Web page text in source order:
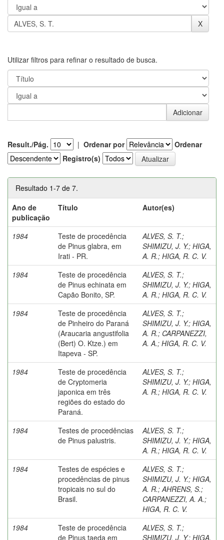
Utilizar filtros para refinar o resultado de busca.
Result./Pág. | Ordenar por
Ordenar
Registro(s)
Resultado 1-7 de 7.
Ano de
publicação
Título Autor(es)
1984
Teste de procedência
de Pinus glabra, em
Irati - PR.
ALVES, S. T.;
SHIMIZU, J. Y.; HIGA,
A. R.; HIGA, R. C. V.
1984
Teste de procedência
de Pinus echinata em
Capão Bonito, SP.
ALVES, S. T.;
SHIMIZU, J. Y.; HIGA,
A. R.; HIGA, R. C. V.
1984
Teste de procedência
de Pinheiro do Paraná
(Araucaria angustifolia
(Bert) O. Ktze.) em
Itapeva - SP.
ALVES, S. T.;
SHIMIZU, J. Y.; HIGA,
A. R.; CARPANEZZI,
A. A.; HIGA, R. C. V.
1984
Teste de procedência
de Cryptomeria
japonica em três
regiões do estado do
Paraná.
ALVES, S. T.;
SHIMIZU, J. Y.; HIGA,
A. R.; HIGA, R. C. V.
1984
Testes de procedências
de Pinus palustris.
ALVES, S. T.;
SHIMIZU, J. Y.; HIGA,
A. R.; HIGA, R. C. V.
1984
Testes de espécies e
procedências de pinus
tropicais no sul do
Brasil.
ALVES, S. T.;
SHIMIZU, J. Y.; HIGA,
A. R.; AHRENS, S.;
CARPANEZZI, A. A.;
HIGA, R. C. V.
1984
Teste de procedência
de Pinus taeda em
ALVES, S. T.;
SHIMIZU, J. Y.; HIGA,